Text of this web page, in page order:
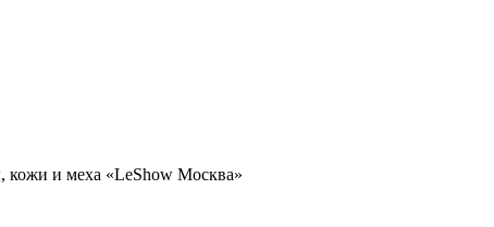
кожи и меха «LeShow Москва»